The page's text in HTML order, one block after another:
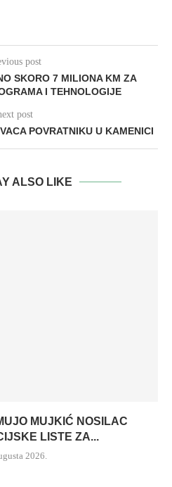
post
SKORO 7 MILIONA KM ZA
I TEHNOLOGIJE
post
POVRATNIKU U KAMENICI
ALSO LIKE
MUJKIĆ NOSILAC
LISTE ZA...
2026.